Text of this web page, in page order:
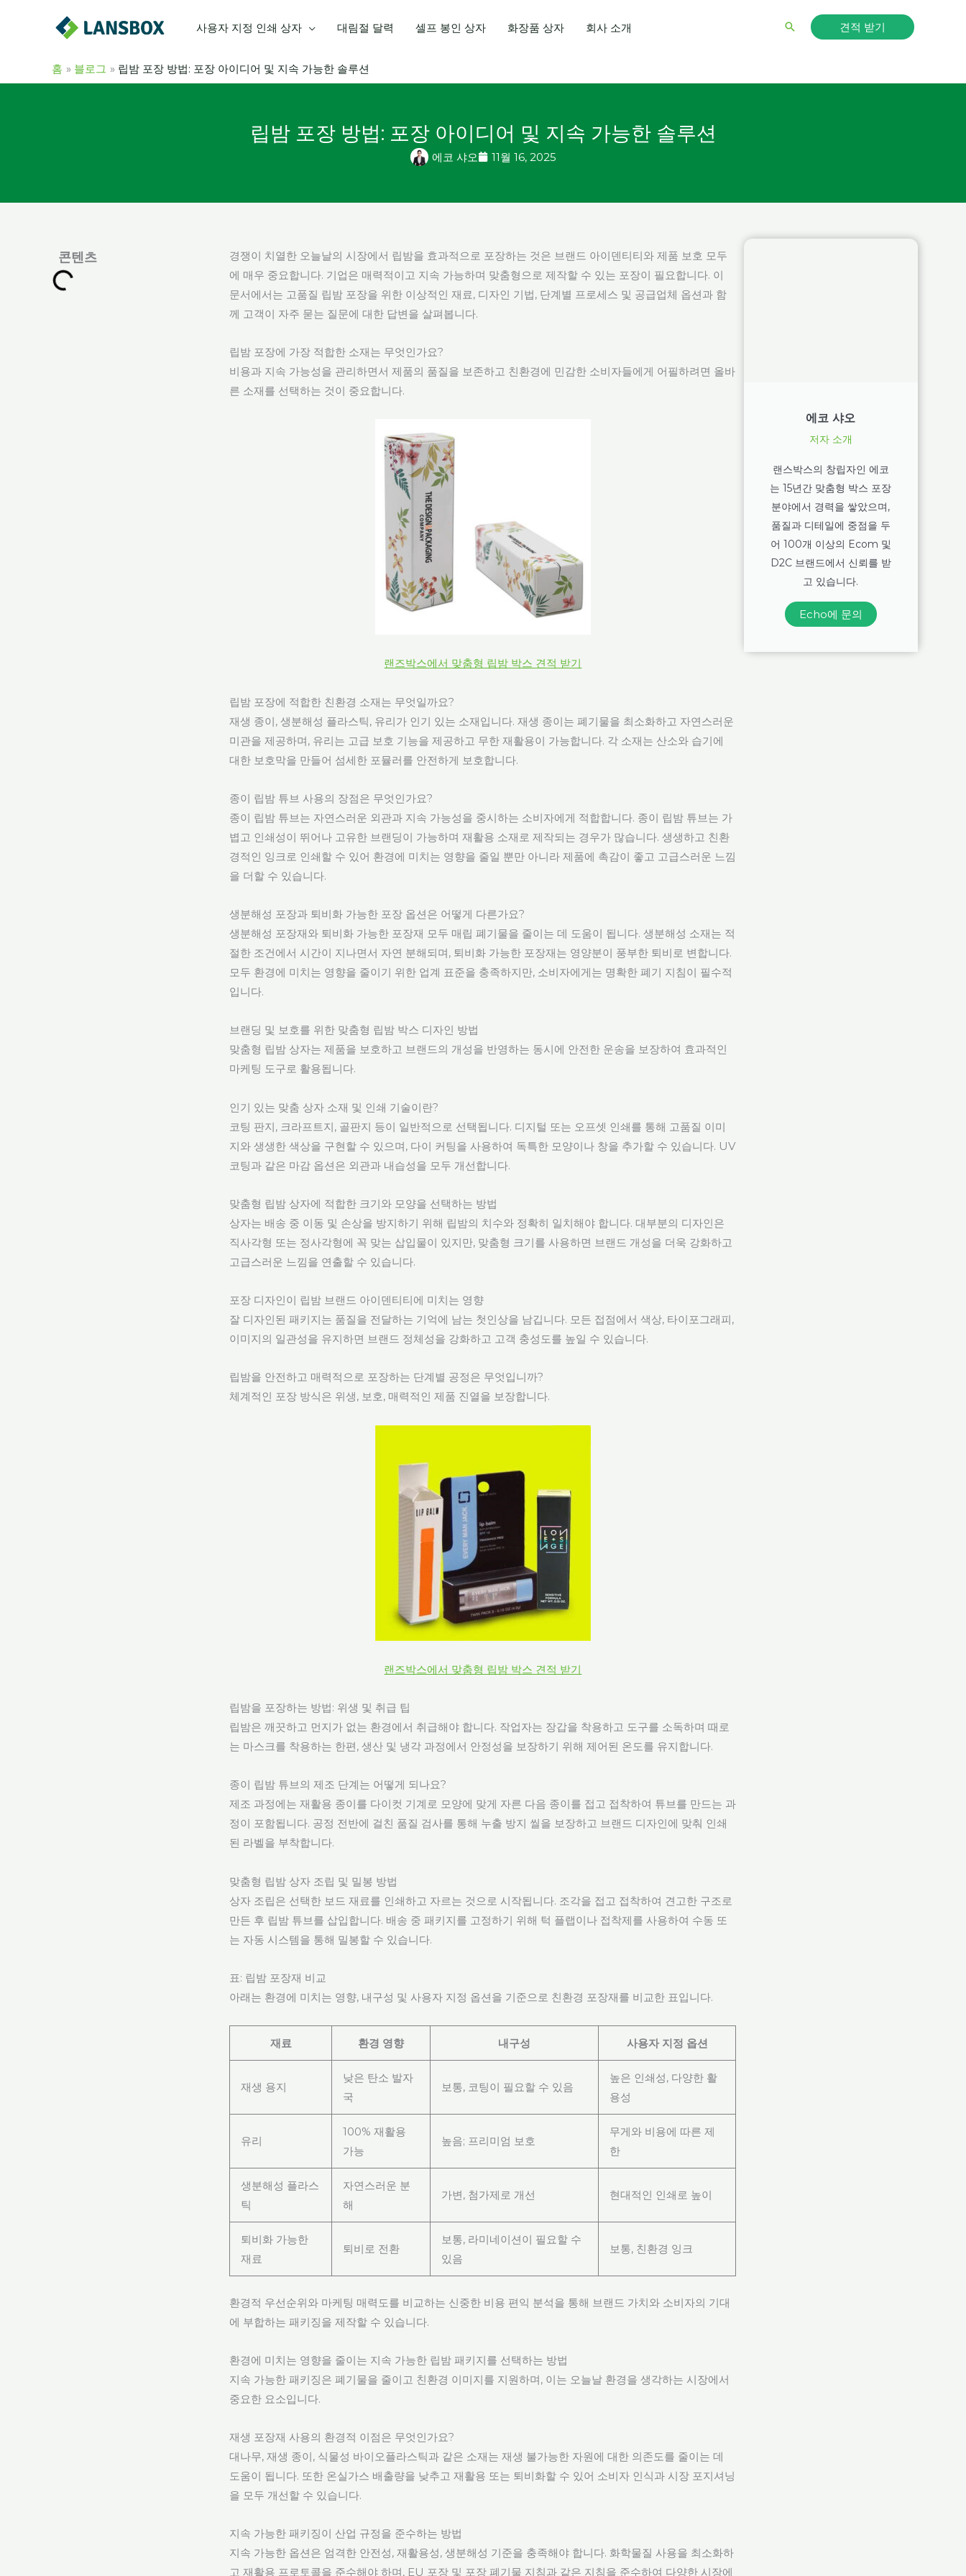
건
사용자 지정 인쇄 상자 대림절 달력 셀프 봉인 상자 화장품 상자 회사 소개
검
견적 받기
홈 블로그 립밤 포장 방법: 포장 아이디어 및 지속 가능한 솔루션
립밤 포장 방법: 포장 아이디어 및 지속 가능한 솔루션
에코 샤오 11월 16, 2025
콘텐츠
경쟁이 치열한 오늘날의 시장에서 립밤을 효과적으로 포장하는 것은 브랜드 아이덴티티와 제품 보호 모두
에 매우 중요합니다. 기업은 매력적이고 지속 가능하며 맞춤형으로 제작할 수 있는 포장이 필요합니다. 이
문서에서는 고품질 립밤 포장을 위한 이상적인 재료, 디자인 기법, 단계별 프로세스 및 공급업체 옵션과 함
께 고객이 자주 묻는 질문에 대한 답변을 살펴봅니다.
립밤 포장에 가장 적합한 소재는 무엇인가요?
비용과 지속 가능성을 관리하면서 제품의 품질을 보존하고 친환경에 민감한 소비자들에게 어필하려면 올바
른 소재를 선택하는 것이 중요합니다.
랜즈박스에서 맞춤형 립밤 박스 견적 받기
립밤 포장에 적합한 친환경 소재는 무엇일까요?
재생 종이, 생분해성 플라스틱, 유리가 인기 있는 소재입니다. 재생 종이는 폐기물을 최소화하고 자연스러운
미관을 제공하며, 유리는 고급 보호 기능을 제공하고 무한 재활용이 가능합니다. 각 소재는 산소와 습기에
대한 보호막을 만들어 섬세한 포뮬러를 안전하게 보호합니다.
종이 립밤 튜브 사용의 장점은 무엇인가요?
종이 립밤 튜브는 자연스러운 외관과 지속 가능성을 중시하는 소비자에게 적합합니다. 종이 립밤 튜브는 가
볍고 인쇄성이 뛰어나 고유한 브랜딩이 가능하며 재활용 소재로 제작되는 경우가 많습니다. 생생하고 친환
경적인 잉크로 인쇄할 수 있어 환경에 미치는 영향을 줄일 뿐만 아니라 제품에 촉감이 좋고 고급스러운 느낌
을 더할 수 있습니다.
생분해성 포장과 퇴비화 가능한 포장 옵션은 어떻게 다른가요?
생분해성 포장재와 퇴비화 가능한 포장재 모두 매립 폐기물을 줄이는 데 도움이 됩니다. 생분해성 소재는 적
절한 조건에서 시간이 지나면서 자연 분해되며, 퇴비화 가능한 포장재는 영양분이 풍부한 퇴비로 변합니다.
모두 환경에 미치는 영향을 줄이기 위한 업계 표준을 충족하지만, 소비자에게는 명확한 폐기 지침이 필수적
입니다.
브랜딩 및 보호를 위한 맞춤형 립밤 박스 디자인 방법
맞춤형 립밤 상자는 제품을 보호하고 브랜드의 개성을 반영하는 동시에 안전한 운송을 보장하여 효과적인
마케팅 도구로 활용됩니다.
인기 있는 맞춤 상자 소재 및 인쇄 기술이란?
코팅 판지, 크라프트지, 골판지 등이 일반적으로 선택됩니다. 디지털 또는 오프셋 인쇄를 통해 고품질 이미
지와 생생한 색상을 구현할 수 있으며, 다이 커팅을 사용하여 독특한 모양이나 창을 추가할 수 있습니다. UV
코팅과 같은 마감 옵션은 외관과 내습성을 모두 개선합니다.
맞춤형 립밤 상자에 적합한 크기와 모양을 선택하는 방법
상자는 배송 중 이동 및 손상을 방지하기 위해 립밤의 치수와 정확히 일치해야 합니다. 대부분의 디자인은
직사각형 또는 정사각형에 꼭 맞는 삽입물이 있지만, 맞춤형 크기를 사용하면 브랜드 개성을 더욱 강화하고
고급스러운 느낌을 연출할 수 있습니다.
포장 디자인이 립밤 브랜드 아이덴티티에 미치는 영향
잘 디자인된 패키지는 품질을 전달하는 기억에 남는 첫인상을 남깁니다. 모든 접점에서 색상, 타이포그래피,
이미지의 일관성을 유지하면 브랜드 정체성을 강화하고 고객 충성도를 높일 수 있습니다.
립밤을 안전하고 매력적으로 포장하는 단계별 공정은 무엇입니까?
체계적인 포장 방식은 위생, 보호, 매력적인 제품 진열을 보장합니다.
랜즈박스에서 맞춤형 립밤 박스 견적 받기
립밤을 포장하는 방법: 위생 및 취급 팁
립밤은 깨끗하고 먼지가 없는 환경에서 취급해야 합니다. 작업자는 장갑을 착용하고 도구를 소독하며 때로
는 마스크를 착용하는 한편, 생산 및 냉각 과정에서 안정성을 보장하기 위해 제어된 온도를 유지합니다.
종이 립밤 튜브의 제조 단계는 어떻게 되나요?
제조 과정에는 재활용 종이를 다이컷 기계로 모양에 맞게 자른 다음 종이를 접고 접착하여 튜브를 만드는 과
정이 포함됩니다. 공정 전반에 걸친 품질 검사를 통해 누출 방지 씰을 보장하고 브랜드 디자인에 맞춰 인쇄
된 라벨을 부착합니다.
맞춤형 립밤 상자 조립 및 밀봉 방법
상자 조립은 선택한 보드 재료를 인쇄하고 자르는 것으로 시작됩니다. 조각을 접고 접착하여 견고한 구조로
만든 후 립밤 튜브를 삽입합니다. 배송 중 패키지를 고정하기 위해 턱 플랩이나 접착제를 사용하여 수동 또
는 자동 시스템을 통해 밀봉할 수 있습니다.
표: 립밤 포장재 비교
아래는 환경에 미치는 영향, 내구성 및 사용자 지정 옵션을 기준으로 친환경 포장재를 비교한 표입니다.
재료 환경 영향 내구성 사용자 지정 옵션
재생 용지
낮은 탄소 발자
국
보통, 코팅이 필요할 수 있음
높은 인쇄성, 다양한 활
용성
유리
100% 재활용
가능
높음; 프리미엄 보호
무게와 비용에 따른 제
한
생분해성 플라스
틱
자연스러운 분
해
가변, 첨가제로 개선 현대적인 인쇄로 높이
퇴비화 가능한
재료
퇴비로 전환
보통, 라미네이션이 필요할 수
있음
보통, 친환경 잉크
환경적 우선순위와 마케팅 매력도를 비교하는 신중한 비용 편익 분석을 통해 브랜드 가치와 소비자의 기대
에 부합하는 패키징을 제작할 수 있습니다.
환경에 미치는 영향을 줄이는 지속 가능한 립밤 패키지를 선택하는 방법
지속 가능한 패키징은 폐기물을 줄이고 친환경 이미지를 지원하며, 이는 오늘날 환경을 생각하는 시장에서
중요한 요소입니다.
재생 포장재 사용의 환경적 이점은 무엇인가요?
대나무, 재생 종이, 식물성 바이오플라스틱과 같은 소재는 재생 불가능한 자원에 대한 의존도를 줄이는 데
도움이 됩니다. 또한 온실가스 배출량을 낮추고 재활용 또는 퇴비화할 수 있어 소비자 인식과 시장 포지셔닝
을 모두 개선할 수 있습니다.
지속 가능한 패키징이 산업 규정을 준수하는 방법
지속 가능한 옵션은 엄격한 안전성, 재활용성, 생분해성 기준을 충족해야 합니다. 화학물질 사용을 최소화하
고 재활용 프로토콜을 준수해야 하며, EU 포장 및 포장 폐기물 지침과 같은 지침을 준수하여 다양한 시장에
에코 샤오
저자 소개
랜스박스의 창립자인 에코
는 15년간 맞춤형 박스 포장
분야에서 경력을 쌓았으며,
품질과 디테일에 중점을 두
어 100개 이상의 Ecom 및
D2C 브랜드에서 신뢰를 받
고 있습니다.
Echo에 문의